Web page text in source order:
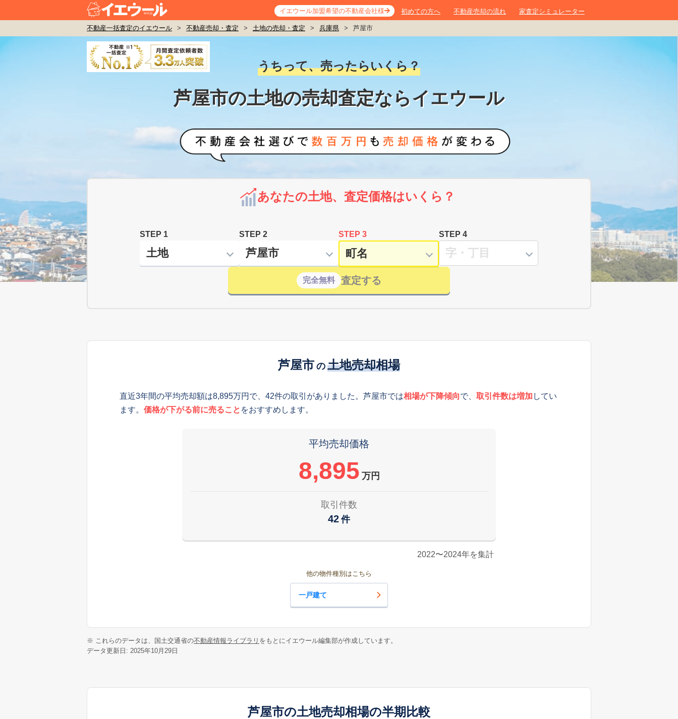
イエウール加盟希望の不動産会社様 初めての方へ 不動産売却の流れ 家査定シミュレーター
不動産一括査定のイエウール > 不動産売却・査定 > 土地の売却・査定 > 兵庫県 > 芦屋市
うちって、売ったらいくら？
芦屋市の土地の売却査定ならイエウール
あなたの土地、査定価格はいくら？
STEP 1 STEP 2 STEP 3 STEP 4
完全無料 査定する
芦屋市 の 土地売却相場
直近3年間の平均売却額は8,895万円で、42件の取引がありました。芦屋市では相場が下降傾向で、 取引件数は増加 してい
ます。 価格が下がる前に売ること をおすすめします。
平均売却価格
8,895 万円
取引件数
42 件
2022〜2024年を集計
他の物件種別はこちら
一戸建て
※ これらのデータは、国土交通省の不動産情報ライブラリ をもとにイエウール編集部が作成しています。
データ更新日: 2025年10月29日
芦屋市の土地売却相場の半期比較